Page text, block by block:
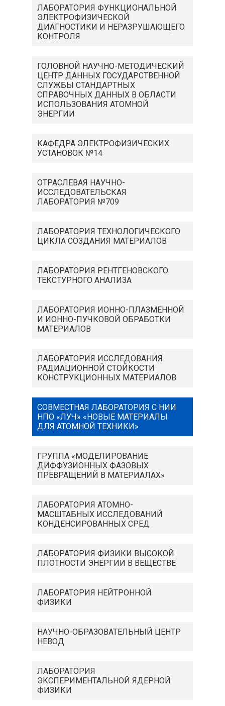
ЛАБОРАТОРИЯ ФУНКЦИОНАЛЬНОЙ
ЭЛЕКТРОФИЗИЧЕСКОЙ
ДИАГНОСТИКИ И НЕРАЗРУШАЮЩЕГО
КОНТРОЛЯ
ГОЛОВНОЙ НАУЧНО-МЕТОДИЧЕСКИЙ
ЦЕНТР ДАННЫХ ГОСУДАРСТВЕННОЙ
СЛУЖБЫ СТАНДАРТНЫХ
СПРАВОЧНЫХ ДАННЫХ В ОБЛАСТИ
ИСПОЛЬЗОВАНИЯ АТОМНОЙ
ЭНЕРГИИ
КАФЕДРА ЭЛЕКТРОФИЗИЧЕСКИХ
УСТАНОВОК №14
ОТРАСЛЕВАЯ НАУЧНО-
ИССЛЕДОВАТЕЛЬСКАЯ
ЛАБОРАТОРИЯ №709
ЛАБОРАТОРИЯ ТЕХНОЛОГИЧЕСКОГО
ЦИКЛА СОЗДАНИЯ МАТЕРИАЛОВ
ЛАБОРАТОРИЯ РЕНТГЕНОВСКОГО
ТЕКСТУРНОГО АНАЛИЗА
ЛАБОРАТОРИЯ ИОННО-ПЛАЗМЕННОЙ
И ИОННО-ПУЧКОВОЙ ОБРАБОТКИ
МАТЕРИАЛОВ
ЛАБОРАТОРИЯ ИССЛЕДОВАНИЯ
РАДИАЦИОННОЙ СТОЙКОСТИ
КОНСТРУКЦИОННЫХ МАТЕРИАЛОВ
СОВМЕСТНАЯ ЛАБОРАТОРИЯ С НИИ
НПО «ЛУЧ» «НОВЫЕ МАТЕРИАЛЫ
ДЛЯ АТОМНОЙ ТЕХНИКИ»
ГРУППА «МОДЕЛИРОВАНИЕ
ДИФФУЗИОННЫХ ФАЗОВЫХ
ПРЕВРАЩЕНИЙ В МАТЕРИАЛАХ»
ЛАБОРАТОРИЯ АТОМНО-
МАСШТАБНЫХ ИССЛЕДОВАНИЙ
КОНДЕНСИРОВАННЫХ СРЕД
ЛАБОРАТОРИЯ ФИЗИКИ ВЫСОКОЙ
ПЛОТНОСТИ ЭНЕРГИИ В ВЕЩЕСТВЕ
ЛАБОРАТОРИЯ НЕЙТРОННОЙ
ФИЗИКИ
НАУЧНО-ОБРАЗОВАТЕЛЬНЫЙ ЦЕНТР
НЕВОД
ЛАБОРАТОРИЯ
ЭКСПЕРИМЕНТАЛЬНОЙ ЯДЕРНОЙ
ФИЗИКИ